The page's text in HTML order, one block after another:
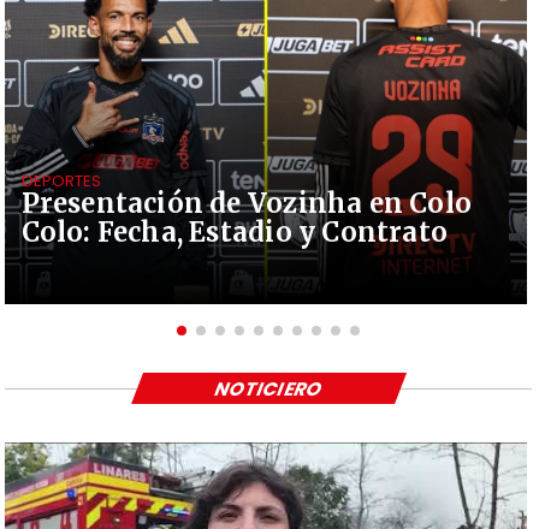
Presentación de Vozinha en Colo
Colo: Fecha, Estadio y Contrato
DEPORTES
NOTICIERO